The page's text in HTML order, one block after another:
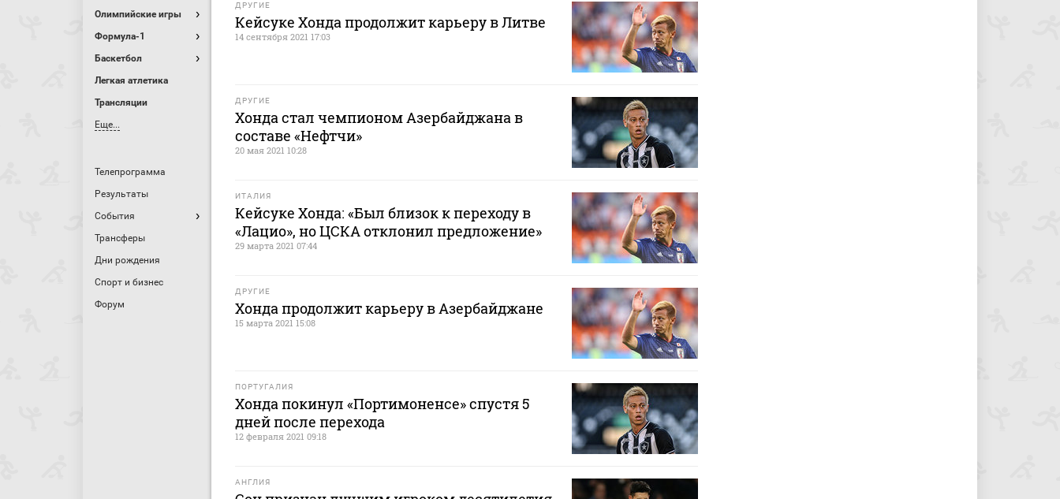
Олимпийские игры
Формула-1
Баскетбол
Легкая атлетика
Трансляции
Еще...
Телепрограмма
Результаты
События
Трансферы
Дни рождения
Спорт и бизнес
Форум
ДРУГИЕ
Кейсуке Хонда продолжит карьеру в Литве
14 сентября 2021 17:03
ДРУГИЕ
Хонда стал чемпионом Азербайджана в
составе «Нефтчи»
20 мая 2021 10:28
ИТАЛИЯ
Кейсуке Хонда: «Был близок к переходу в
«Лацио», но ЦСКА отклонил предложение»
29 марта 2021 07:44
ДРУГИЕ
Хонда продолжит карьеру в Азербайджане
15 марта 2021 15:08
ПОРТУГАЛИЯ
Хонда покинул «Портимоненсе» спустя 5
дней после перехода
12 февраля 2021 09:18
АНГЛИЯ